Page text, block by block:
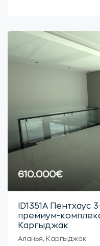
610.000€
ID1351А Пентхаус
премиум-
Каргыджак
Аланья, Каргыджак